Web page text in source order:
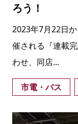
ろう！
2023年7月22日
催される『連載
わせ、同店...
市電・バス